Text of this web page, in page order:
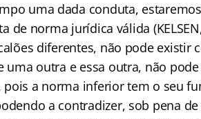
uma dada conduta,
de norma jurídica válida
diferentes, não pode existir
uma outra e essa outra, não
pois a norma inferior tem o seu
a contradizer, sob pena